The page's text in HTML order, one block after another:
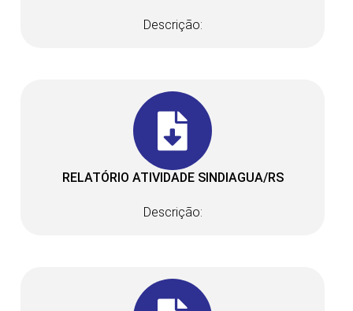
Descrição:
RELATÓRIO ATIVIDADE SINDIAGUA/RS
Descrição: